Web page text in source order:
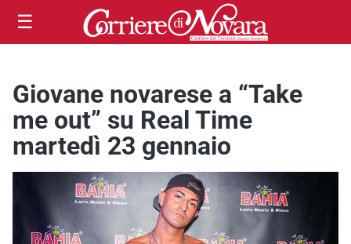
☰
Giovane novarese a “Take
me out” su Real Time
martedì 23 gennaio